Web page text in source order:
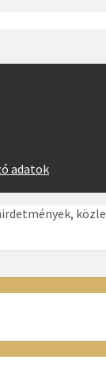
adatok